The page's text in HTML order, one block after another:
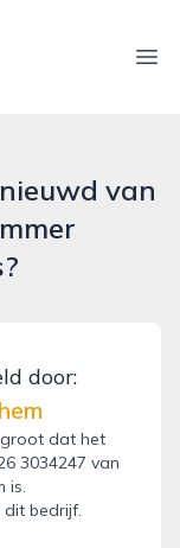
van
door:
dat het
3034247 van
is.
bedrijf.